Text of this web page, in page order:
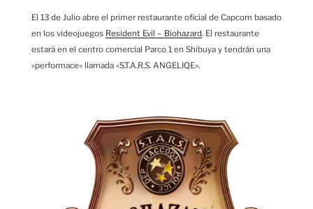
El 13 de Julio abre el primer restaurante oficial de Capcom basado
en los videojuegos Resident Evil – Biohazard. El restaurante
estará en el centro comercial Parco 1 en Shibuya y tendrán una
«performace» llamada «S.T.A.R.S. ANGELIQE».